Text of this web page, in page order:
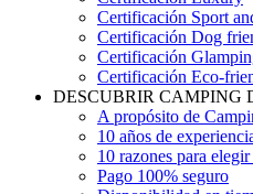
Certificación Sport
Certificación Dog
Certificación
Certificación Eco-
DESCUBRIR CAMPING
A propósito de
10 años de
10 razones para
Pago 100% seguro